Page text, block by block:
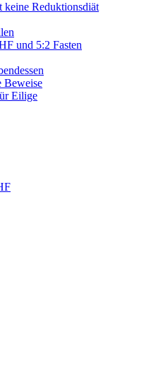
Reduktionsdiät
und 5:2 Fasten
Eilige